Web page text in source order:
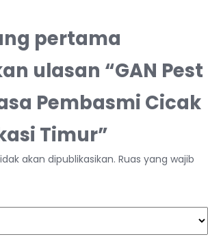
pertama
ulasan “GAN Pest
Pembasmi Cicak
Timur”
akan dipublikasikan. Ruas yang wajib